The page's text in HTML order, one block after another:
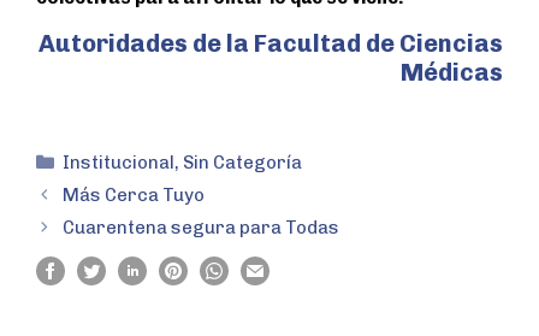
Autoridades de la Facultad de Ciencias
Médicas
Institucional , Sin Categoría
Más Cerca Tuyo
Cuarentena segura para Todas